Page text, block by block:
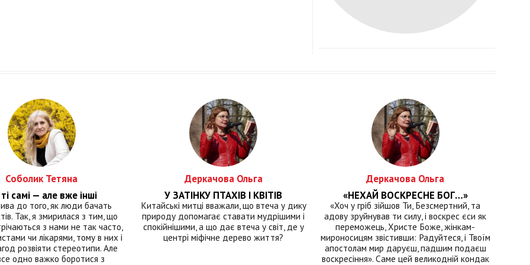
Соболик Тетяна
самі — але вже інші
до того, як люди бачать
Так, я змирилася з тим, що
з нами не так часто,
чи лікарями, тому в них і
розвіяти стереотипи. Але
одно важко боротися з
Деркачова Ольга
У ЗАТІНКУ ПТАХІВ І КВІТІВ
Китайські митці вважали, що втеча у дику
природу допомагає ставати мудрішими і
спокійнішими, а що дає втеча у світ, де у
центрі міфічне дерево життя?
Деркачова Ольга
«НЕХАЙ ВОСКРЕСНЕ БОГ…»
«Хоч у гріб зійшов Ти, Безсмертний, та
адову зруйнував ти силу, і воскрес єси як
переможець, Христе Боже, жінкам-
мироносицям звістивши: Радуйтеся, і Твоїм
апостолам мир даруєш, падшим подаєш
воскресіння». Саме цей великодній кондак